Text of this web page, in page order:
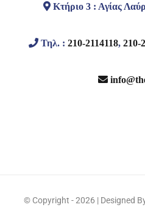
Κτήριο 3 : Αγίας
Τηλ. : 210-2114118, 210-
© Copyright -2026 | Designed